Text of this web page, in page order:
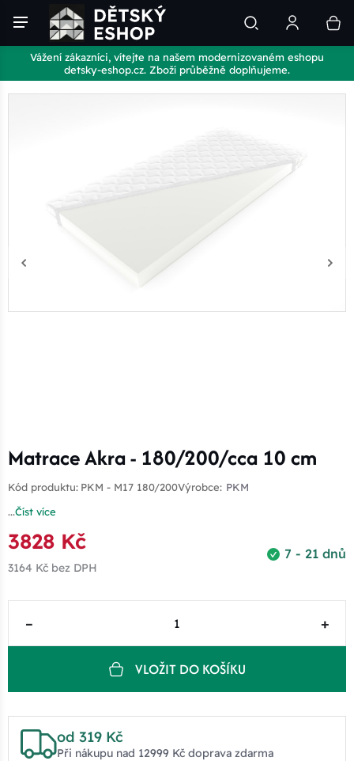
Vážení zákazníci, vítejte na našem modernizovaném eshopu
detsky-eshop.cz. Zboží průběžně doplňujeme.
Matrace Akra - 180/200/cca 10 cm
Kód produktu: PKM - M17 180/200Výrobce: PKM
...Číst více
7 - 21 dnů
3828 Kč
3164 Kč bez DPH
– +
VLOŽIT DO KOŠÍKU
od 319 Kč
Při nákupu nad 12999 Kč doprava zdarma